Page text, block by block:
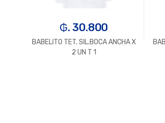
₲. 30.800
BABELITO TET. SIL.BOCA ANCHA X
2 UN T 1